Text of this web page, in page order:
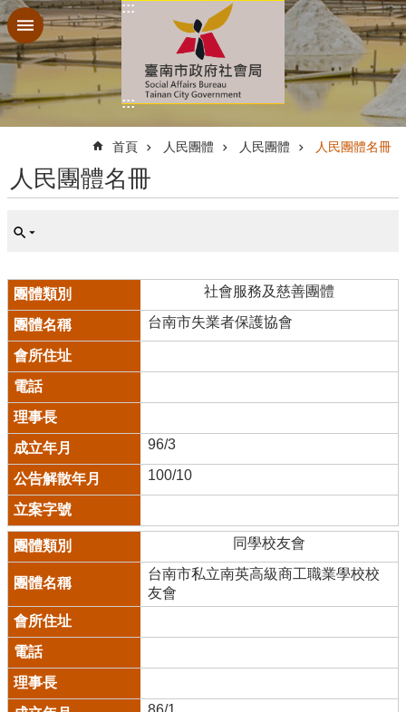
跳到主要內容區塊
:::
:::
首頁 人民團體 人民團體 人民團體名冊
人民團體名冊
社會服務及慈善團體
台南市失業者保護協會
96/3
100/10
同學校友會
台南市私立南英高級商工職業學校校
友會